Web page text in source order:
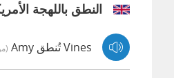
النطق باللهجة
Vines تُنطق Amy